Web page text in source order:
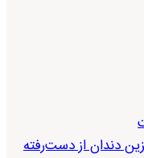
دندان از دست‌رفته